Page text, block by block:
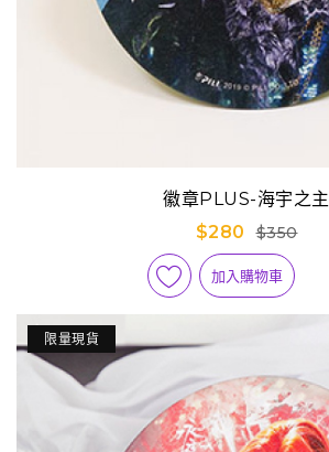
徽章PLUS-海宇之主
$280
$350
加入購物車
限量現貨